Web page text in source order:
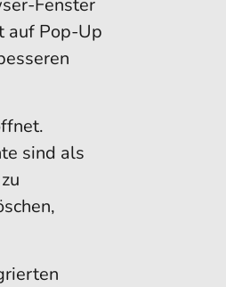
Fenster
auf Pop-Up
sind als